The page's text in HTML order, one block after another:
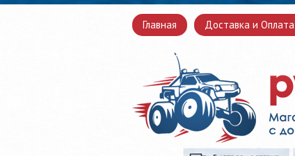
Главная Доставка и Оплата